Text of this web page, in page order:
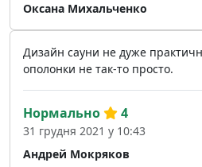
Оксана Михальченко
Дизайн сауни не дуже
ополонки не так-то просто.
Андрей Мокряков
Нормально 4
31 грудня 2021 у 10:43